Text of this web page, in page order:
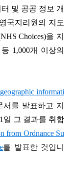
및 공공 정보 개
국지리원의 지도
Choices)을 지
등 1,000개 이상의
informati
서를 발표하고 지
일 그 결과를 취합
from Ordnance Su
를 발표한 것입니